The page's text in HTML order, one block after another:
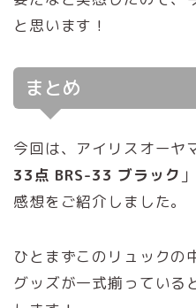
と思います！
まとめ
今回は、アイリスオーヤ
33点 BRS-33 ブラック
感想をご紹介しました。
ひとまずこのリュックの
グッズが一式揃っている